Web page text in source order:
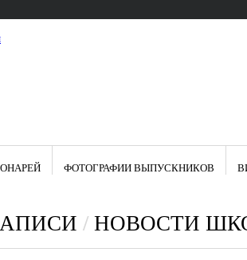
ФОТОГРАФИИ ВЫПУСКНИКОВ
/ НОВОСТИ